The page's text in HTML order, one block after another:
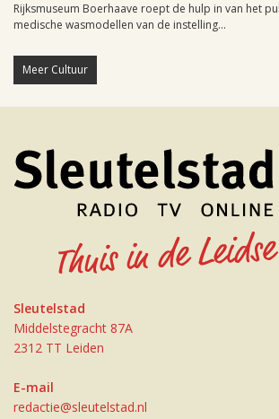
Rijksmuseum Boerhaave roept de hulp in van het
medische wasmodellen van de instelling...
Meer Cultuur
Sleutelstad
Middelstegracht 87A
2312 TT Leiden
E-mail
redactie@sleutelstad.nl